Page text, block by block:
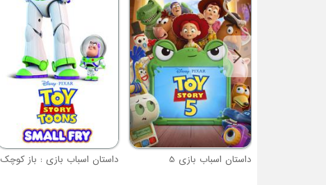
داستان اسباب بازی 5 داستان اسباب بازی : باز کوچک